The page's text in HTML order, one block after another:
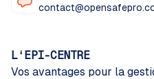
L‘EPI-CENTRE
Vos avantages pour la